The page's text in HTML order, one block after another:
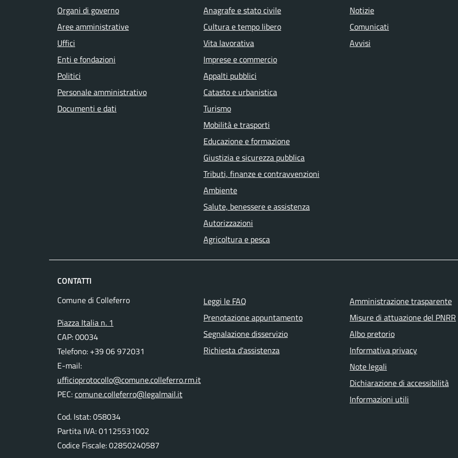
Organi di governo
Aree amministrative
Uffici
Enti e fondazioni
Politici
Personale amministrativo
Documenti e dati
Anagrafe e stato civile
Cultura e tempo libero
Vita lavorativa
Imprese e commercio
Appalti pubblici
Catasto e urbanistica
Turismo
Mobilità e trasporti
Educazione e formazione
Giustizia e sicurezza pubblica
Tributi, finanze e contravvenzioni
Ambiente
Salute, benessere e assistenza
Autorizzazioni
Agricoltura e pesca
Notizie
Comunicati
Avvisi
CONTATTI
Comune di Colleferro
Piazza Italia n. 1
CAP: 00034
Telefono: +39 06 972031
E-mail:
ufficioprotocollo@comune.colleferro.rm.it
PEC:comune.colleferro@legalmail.it
Cod. Istat: 058034
Partita IVA: 01125531002
Codice Fiscale: 02850240587
Leggi le FAQ
Prenotazione appuntamento
Segnalazione disservizio
Richiesta d'assistenza
Amministrazione trasparente
Misure di attuazione del PNRR
Albo pretorio
Informativa privacy
Note legali
Dichiarazione di accessibilità
Informazioni utili